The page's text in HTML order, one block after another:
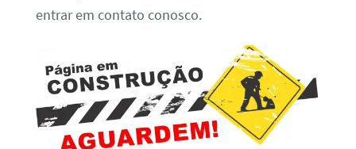
entrar em contato conosco.